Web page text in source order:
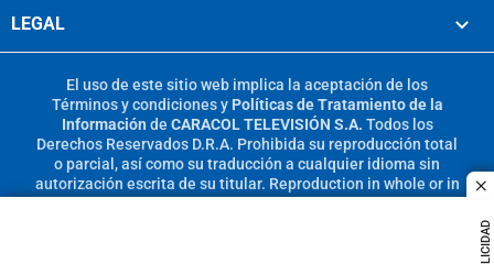
LEGAL
El uso de este sitio web implica la aceptación de los
Términos y condicionesy Políticas de Tratamiento de la
Información de CARACOL TELEVISIÓN S.A. Todos los
Derechos Reservados D.R.A. Prohibida su reproducción total
o parcial, así como su traducción a cualquier idioma sin
autorización escrita de su titular. Reproduction in whole or in